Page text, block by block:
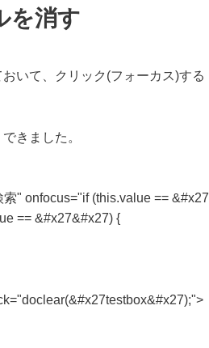
を消す
いて、クリック(フォーカス)する
きました。
" onfocus="if (this.value == &#x27
== &#x27&#x27) {